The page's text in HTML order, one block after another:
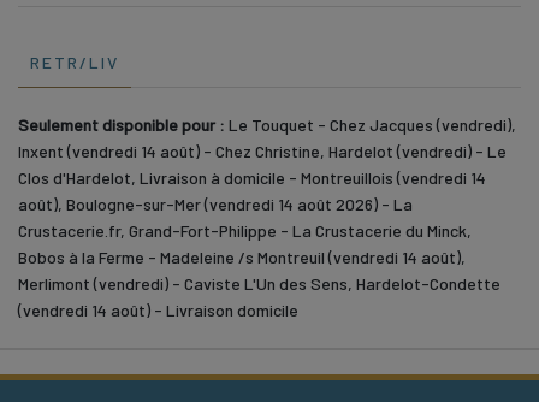
RETR/LIV
Seulement disponible pour : Le Touquet - Chez Jacques (vendredi),
Inxent (vendredi 14 août) - Chez Christine, Hardelot (vendredi) - Le
Clos d'Hardelot, Livraison à domicile - Montreuillois (vendredi 14
août), Boulogne-sur-Mer (vendredi 14 août 2026) - La
Crustacerie.fr, Grand-Fort-Philippe - La Crustacerie du Minck,
Bobos à la Ferme - Madeleine /s Montreuil (vendredi 14 août),
Merlimont (vendredi) - Caviste L'Un des Sens, Hardelot-Condette
(vendredi 14 août) - Livraison domicile